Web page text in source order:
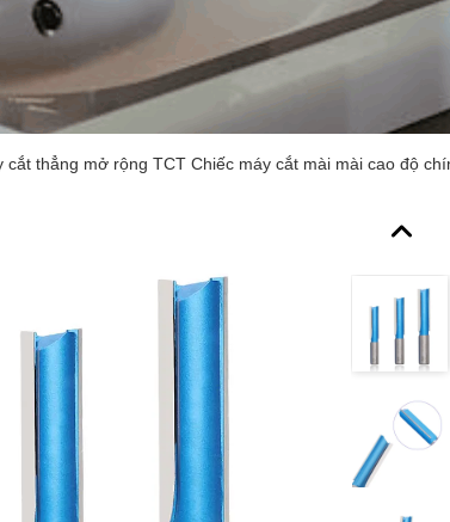
cắt thẳng mở rộng TCT Chiếc máy cắt mài mài cao độ